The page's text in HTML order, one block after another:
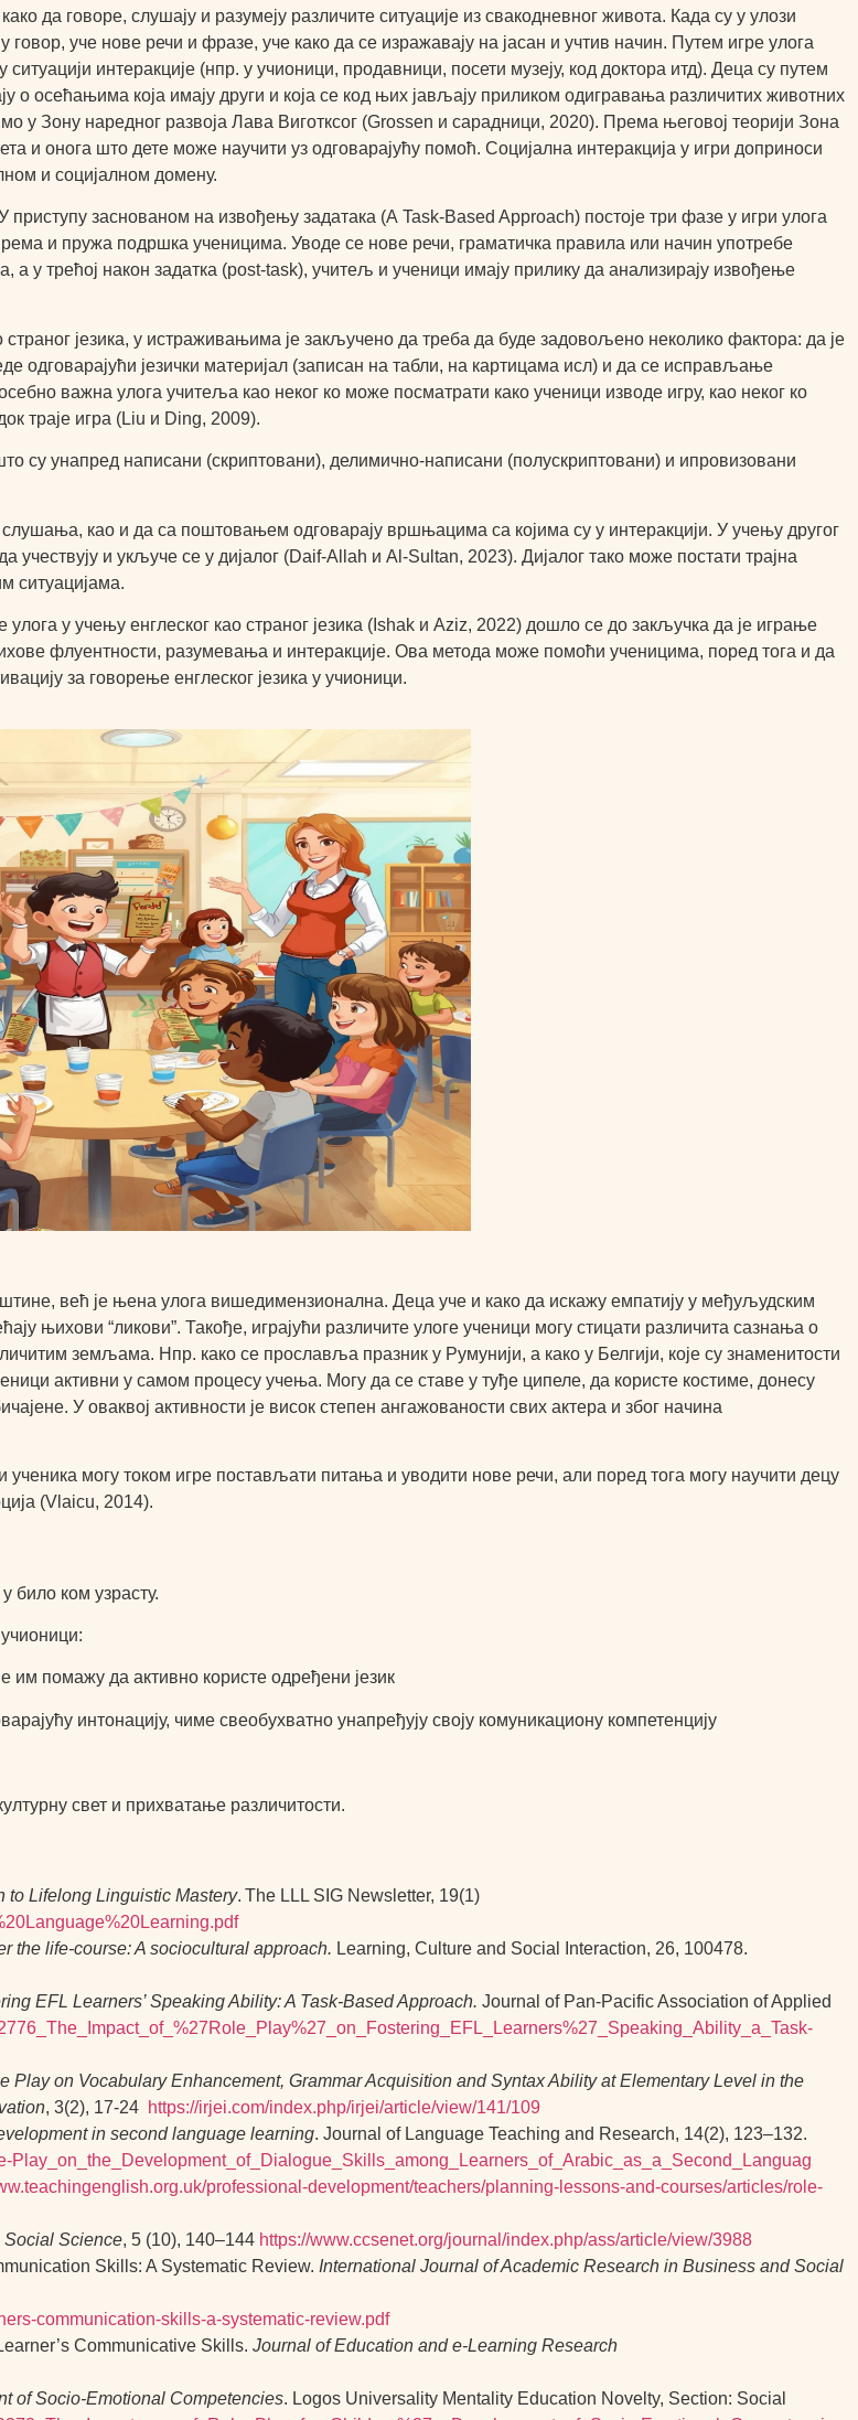
да говоре, слушају и разумеју различите ситуације из свакодневног живота. Када су у улози
уче нове речи и фразе, уче како да се изражавају на јасан и учтив начин. Путем игре улога
интеракције (нпр. у учионици, продавници, посети музеју, код доктора итд). Деца су путем
осећањима која имају други и која се код њих јављају приликом одигравања различитих животних
у Зону наредног развоја Лава Виготксог (Grossen и сарадници, 2020). Према његовој теорији Зона
и онога што дете може научити уз одговарајућу помоћ. Социјална интеракција у игри доприноси
и социјалном домену.
заснованом на извођењу задатака (А Task-Based Approach) постоје три фазе у игри улога
и пружа подршка ученицима. Уводе се нове речи, граматичка правила или начин употребе
а у трећој након задатка (post-task), учитељ и ученици имају прилику да анализирају извођење
језика, у истраживањима је закључено да треба да буде задовољено неколико фактора: да је
одговарајући језички материјал (записан на табли, на картицама исл) и да се исправљање
важна улога учитеља као неког ко може посматрати како ученици изводе игру, као неког ко
траје игра (Liu и Ding, 2009).
су унапред написани (скриптовани), делимично-написани (полускриптовани) и ипровизовани
слушања, као и да са поштовањем одговарају вршњацима са којима су у интеракцији. У учењу другог
учествују и укључе се у дијалог (Daif-Allah и Al-Sultan, 2023). Дијалог тако може постати трајна
ситуацијама.
улога у учењу енглеског као страног језика (Ishak и Aziz, 2022) дошло се до закључка да је играње
флуентности, разумевања и интеракције. Ова метода може помоћи ученицима, поред тога и да
за говорење енглеског језика у учионици.
већ је њена улога вишедимензионална. Деца уче и како да искажу емпатију у међуљудским
њихови “ликови”. Такође, играјући различите улоге ученици могу стицати различита сазнања о
земљама. Нпр. како се прославља празник у Румунији, а како у Белгији, које су знаменитости
активни у самом процесу учења. Могу да се ставе у туђе ципеле, да користе костиме, донесу
У оваквој активности је висок степен ангажованости свих актера и због начина
могу током игре постављати питања и уводити нове речи, али поред тога могу научити децу
(Vlaicu, 2014).
било ком узрасту.
им помажу да активно користе одређени језик
интонацију, чиме свеобухватно унапређују своју комуникациону компетенцију
свет и прихватање различитости.
to Lifelong Linguistic Mastery. The LLL SIG Newsletter, 19(1)
the life-course: A sociocultural approach. Learning, Culture and Social Interaction, 26, 100478.
EFL Learners’ Speaking Ability: A Task‑Based Approach. Journal of Pan‑Pacific Association of Applied
Play on Vocabulary Enhancement, Grammar Acquisition and Syntax Ability at Elementary Level in the
, 3(2), 17‑24 https://irjei.com/index.php/irjei/article/view/141/109
in second language learning. Journal of Language Teaching and Research, 14(2), 123–132.
Play_on_the_Development_of_Dialogue_Skills_among_Learners_of_Arabic_as_a_Second_Languag
professional-development/teachers/planning-lessons-and-courses/articles/role-
Social Science, 5 (10), 140–144 https://www.ccsenet.org/journal/index.php/ass/article/view/3988
Skills: A Systematic Review. International Journal of Academic Research in Business and Social
communication-skills-a-systematic-review.pdf
Communicative Skills. Journal of Education and e-Learning Research
of Socio-Emotional Competencies. Logos Universality Mentality Education Novelty, Section: Social